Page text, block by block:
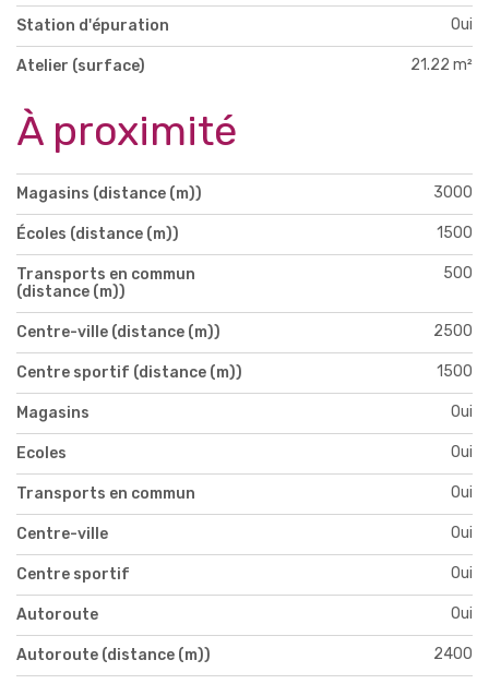
Station d'épuration Oui
Atelier (surface) 21.22 m²
À proximité
Magasins (distance (m)) 3000
Écoles (distance (m)) 1500
Transports en commun
(distance (m))
500
Centre-ville (distance (m)) 2500
Centre sportif (distance (m)) 1500
Magasins Oui
Ecoles Oui
Transports en commun Oui
Centre-ville Oui
Centre sportif Oui
Autoroute Oui
Autoroute (distance (m)) 2400